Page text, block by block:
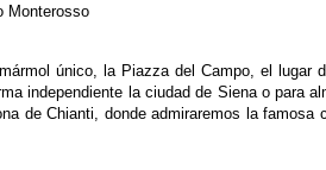
Monterosso
único, la Piazza del Campo, el lugar
independiente la ciudad de Siena o para
de Chianti, donde admiraremos la